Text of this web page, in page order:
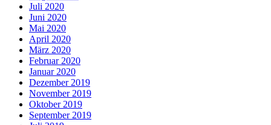
Juli 2020
Juni 2020
Mai 2020
April 2020
März 2020
Februar 2020
Januar 2020
Dezember 2019
November 2019
Oktober 2019
September 2019